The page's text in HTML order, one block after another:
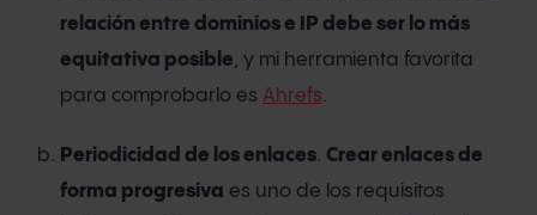
relación entre dominios e IP debe ser lo más
equitativa posible, y mi herramienta favorita
para comprobarlo es Ahrefs.
Periodicidad de los enlaces. Crear enlaces de
forma progresiva es uno de los requisitos